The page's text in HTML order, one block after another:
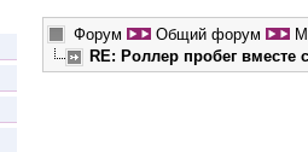
Форум Общий форум
RE: Роллер пробег